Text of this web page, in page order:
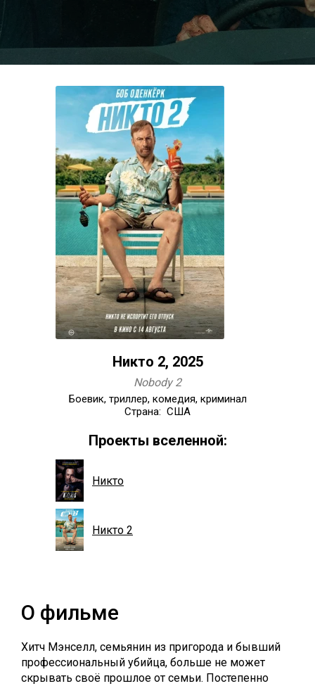
Никто 2, 2025
Nobody 2
Боевик, триллер, комедия, криминал
Страна: США
Проекты вселенной:
Никто
Никто 2
О фильме
Хитч Мэнселл, семьянин из пригорода и бывший
профессиональный убийца, больше не может
скрывать своё прошлое от семьи. Постепенно